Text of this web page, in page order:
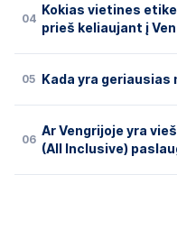
04
Kokias vietines
prieš keliaujant į
05 Kada yra
06
Ar Vengrijoje yra
(All Inclusive)